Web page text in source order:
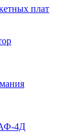
плат
4Д